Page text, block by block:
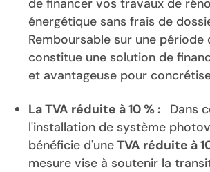
énergétique sans frais de
Remboursable sur une période
constitue une solution de
et avantageuse pour
La TVA réduite à 10 % :
Dans
l'installation de système
bénéficie d'uneTVA réduite à
mesure vise à soutenir la